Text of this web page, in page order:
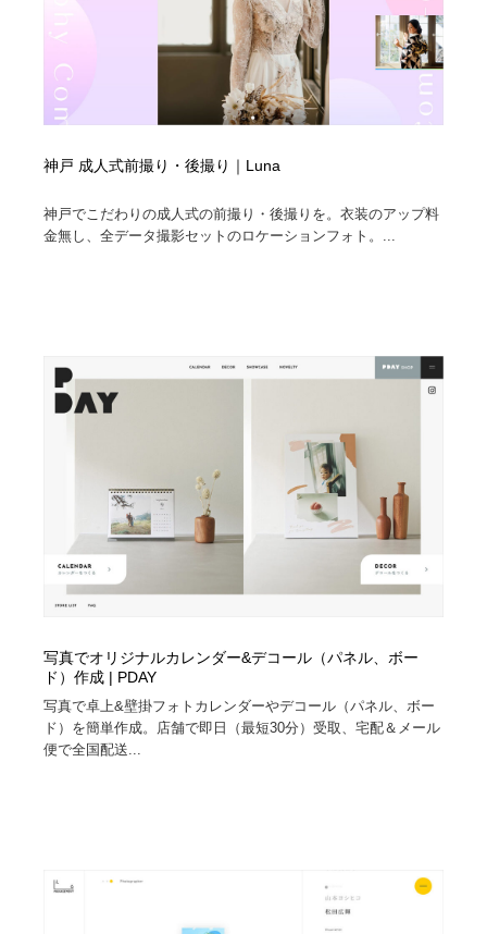
神戸 成人式前撮り・後撮り｜Luna
神戸でこだわりの成人式の前撮り・後撮りを。衣装のアップ料
金無し、全データ撮影セットのロケーションフォト。...
写真でオリジナルカレンダー&デコール（パネル、ボー
ド）作成 | PDAY
写真で卓上&壁掛フォトカレンダーやデコール（パネル、ボー
ド）を簡単作成。店舗で即日（最短30分）受取、宅配＆メール
便で全国配送...